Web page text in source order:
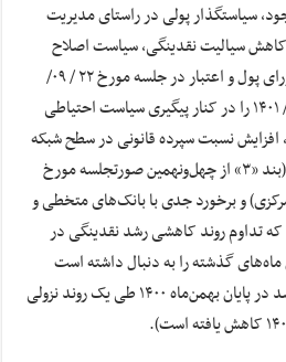
سیاستگذار پولی در راستای مدیریت
کاهش سیالیت نقدینگی، سیاست اصلاح
نرخ‌های سود (تصویب توسط شورای پول و اعتبار در جلسه مورخ ۲۲ / ۰۹/
۱۴۰۱) و اجرای آن از تاریخ ۱۰/ ۱۱/ ۱۴۰۱ را در کنار پیگیری سیاست احتیاطی
افزایش نسبت سپرده قانونی در سطح شبکه
بانکی به میزان نیم واحد درصد (بند «۳» از چهل‌ونهمین صورتجلسه مورخ
بانک مرکزی) و برخورد جدی با بانک‌های متخطی و
که تداوم روند کاهشی رشد نقدینگی در
سال۱۴۰۱ همچون ماه‌های گذشته را به دنبال داشته است
(نرخ رشد نقدینگی از ۳۹.۷ درصد در پایان بهمن‌ماه ۱۴۰۰ طی یک روند نزولی